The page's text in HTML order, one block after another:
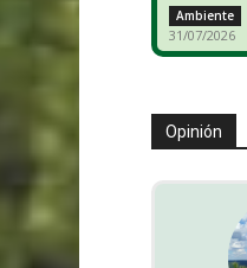
Ambiente
31/07/2026
Opinión